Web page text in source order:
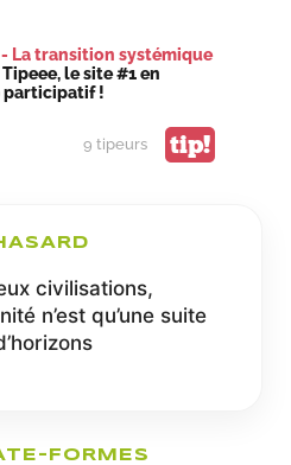
La transition systémique
le site #1 en
participatif !
9 tipeurs tip!
civilisations,
n’est qu’une suite
FORMES